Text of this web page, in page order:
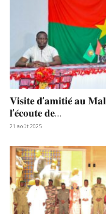
𝐕𝐢𝐬𝐢𝐭𝐞 𝐝’𝐚𝐦𝐢𝐭𝐢𝐞́ 𝐚𝐮
𝐥’𝐞́𝐜𝐨𝐮𝐭𝐞 𝐝𝐞...
21 août 2025